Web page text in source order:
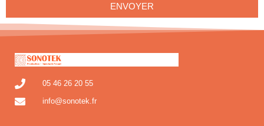
ENVOYER
05 46 26 20 55
info@sonotek.fr